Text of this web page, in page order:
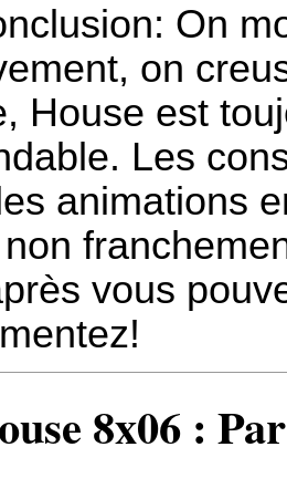
On
on
House est
Les
animations
vous
8x06 :